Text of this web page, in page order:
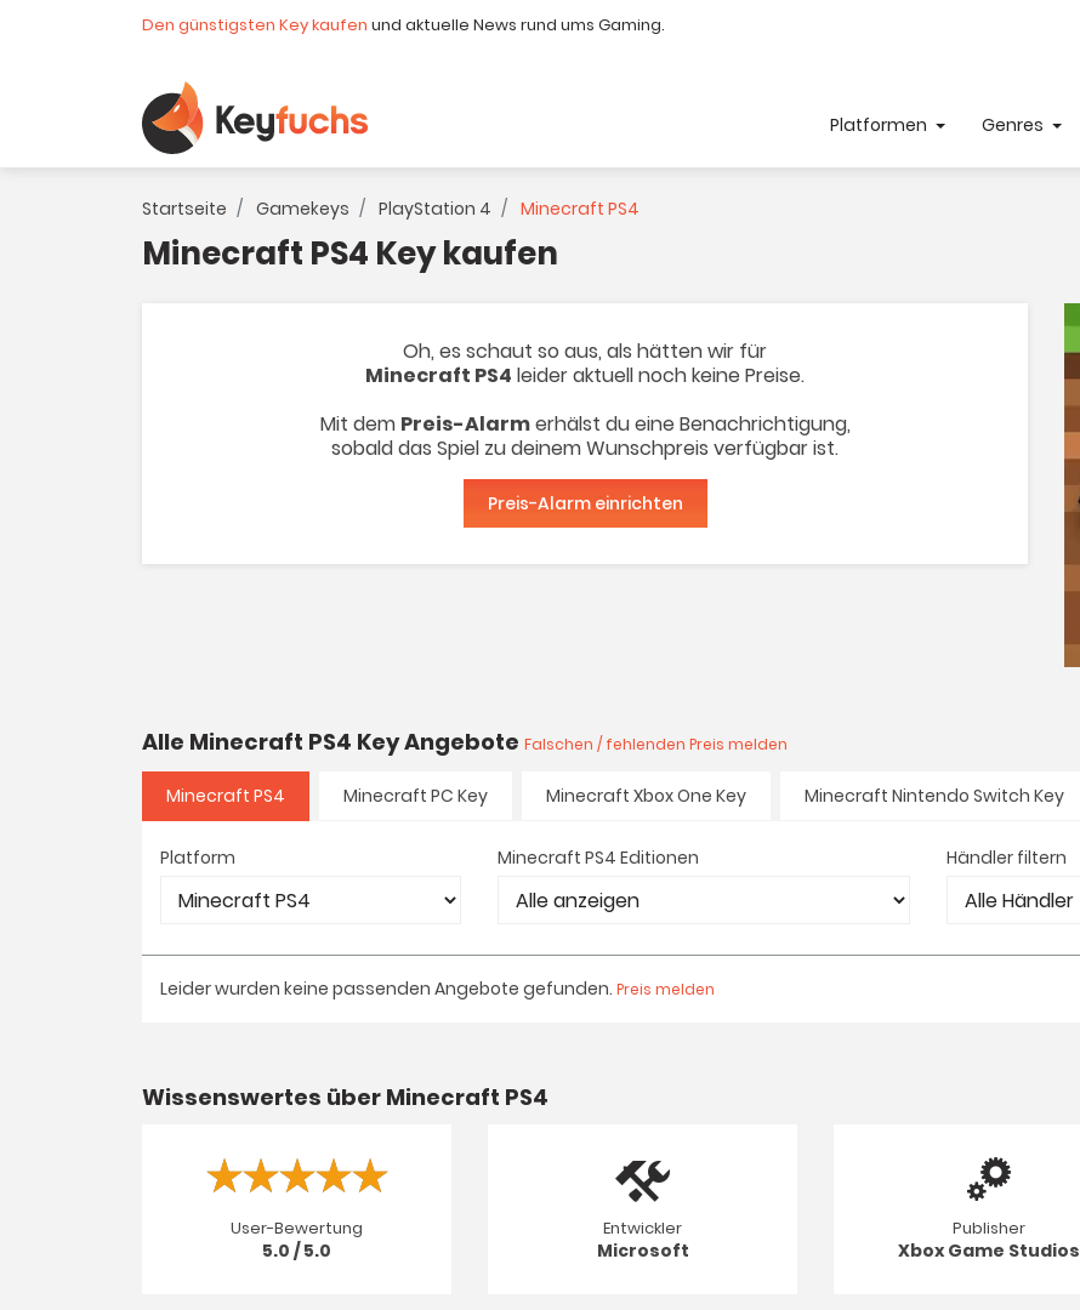
Den günstigsten Key kaufen und aktuelle News rund ums Gaming.
Platformen Genres
Startseite Gamekeys PlayStation 4 Minecraft PS4
Minecraft PS4 Key kaufen
Oh, es schaut so aus, als hätten wir für
Minecraft PS4 leider aktuell noch keine Preise.
Mit dem Preis-Alarmerhälst du eine Benachrichtigung,
sobald das Spiel zu deinem Wunschpreis verfügbar ist.
Preis-Alarm einrichten
Alle Minecraft PS4 Key Angebote Falschen / fehlenden Preis melden
Minecraft PS4 Minecraft PC Key Minecraft Xbox One Key Minecraft Nintendo Switch Key
Platform Minecraft PS4 Editionen Händler filtern
Leider wurden keine passenden Angebote gefunden. Preis melden
Wissenswertes über Minecraft PS4
User-Bewertung
5.0 / 5.0
Entwickler
Microsoft
Publisher
Xbox Game Studios